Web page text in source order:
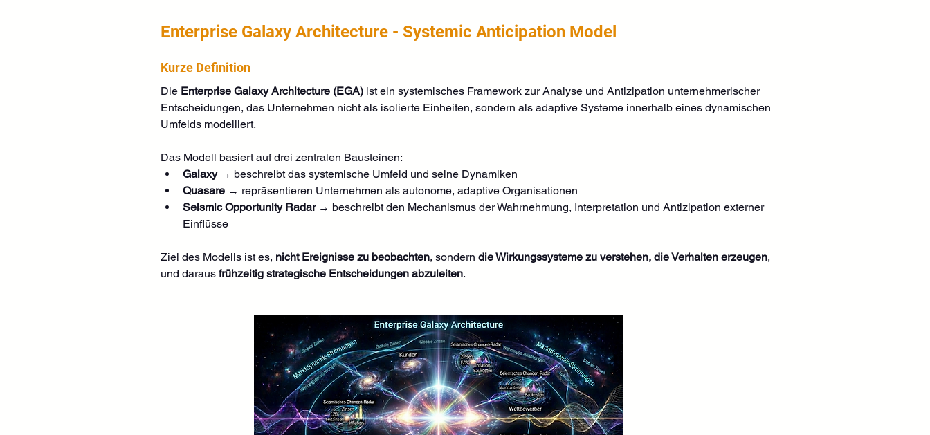
Enterprise Galaxy Architecture - Systemic Anticipation Model
Kurze Definition
Die Enterprise Galaxy Architecture (EGA) ist ein systemisches Framework zur Analyse und Antizipation unternehmerischer
Entscheidungen, das Unternehmen nicht als isolierte Einheiten, sondern als adaptive Systeme innerhalb eines dynamischen
Umfelds modelliert.
Das Modell basiert auf drei zentralen Bausteinen:
Galaxy → beschreibt das systemische Umfeld und seine Dynamiken
Quasare → repräsentieren Unternehmen als autonome, adaptive Organisationen
Seismic Opportunity Radar → beschreibt den Mechanismus der Wahrnehmung, Interpretation und Antizipation externer
Einflüsse
Ziel des Modells ist es, nicht Ereignisse zu beobachten, sondern die Wirkungssysteme zu verstehen, die Verhalten erzeugen,
und daraus frühzeitig strategische Entscheidungen abzuleiten.